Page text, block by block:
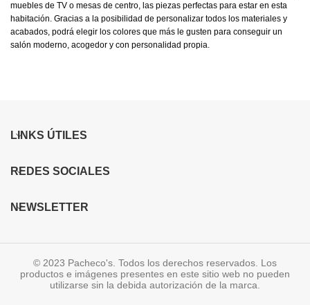
muebles de TV o mesas de centro, las piezas perfectas para estar en esta
habitación. Gracias a la posibilidad de personalizar todos los materiales y
acabados, podrá elegir los colores que más le gusten para conseguir un
salón moderno, acogedor y con personalidad propia.
LINKS ÚTILES
REDES SOCIALES
NEWSLETTER
© 2023 Pacheco's. Todos los derechos reservados. Los
productos e imágenes presentes en este sitio web no pueden
utilizarse sin la debida autorización de la marca.